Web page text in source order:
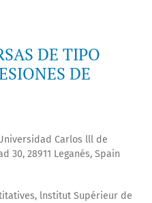
DE TIPO
DE
Carlos lll de
30, 28911 Leganés, Spain
lnstitut Supérieur de